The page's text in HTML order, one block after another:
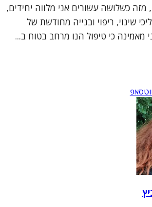
מזה כשלושה עשורים אני מלווה יחידים,
שינוי, ריפוי ובנייה מחודשת של
מאמינה כי טיפול הנו מרחב בטוח ב...